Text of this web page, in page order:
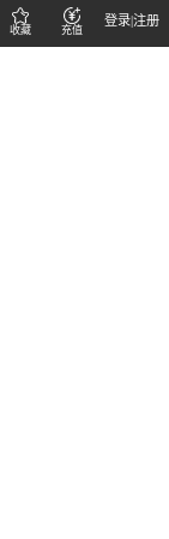
收藏 充值
登录|注册